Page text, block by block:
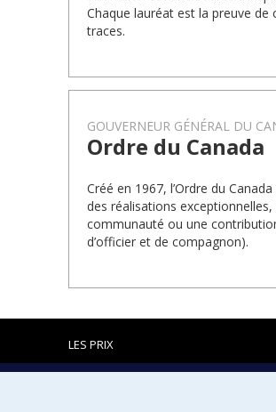
Chaque lauréat est la preuve
traces.
GOUVERNEUR GÉNÉRAL DU
Ordre du Canada
Créé en 1967, l’Ordre du
des réalisations
communauté ou une
d’officier et de compagnon).
LES PRIX